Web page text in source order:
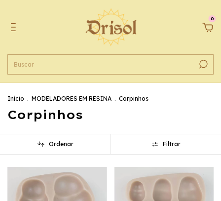
0
Início . MODELADORES EM RESINA . Corpinhos
Corpinhos
Ordenar Filtrar